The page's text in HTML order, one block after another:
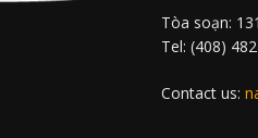
Tòa soạn:
Tel: (408)
Contact us: